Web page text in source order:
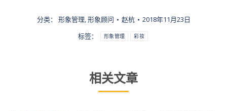
分类： 形象管理,形象顾问 赵杭
2018年11月23日
标签：
形象管理 彩妆
相关文章